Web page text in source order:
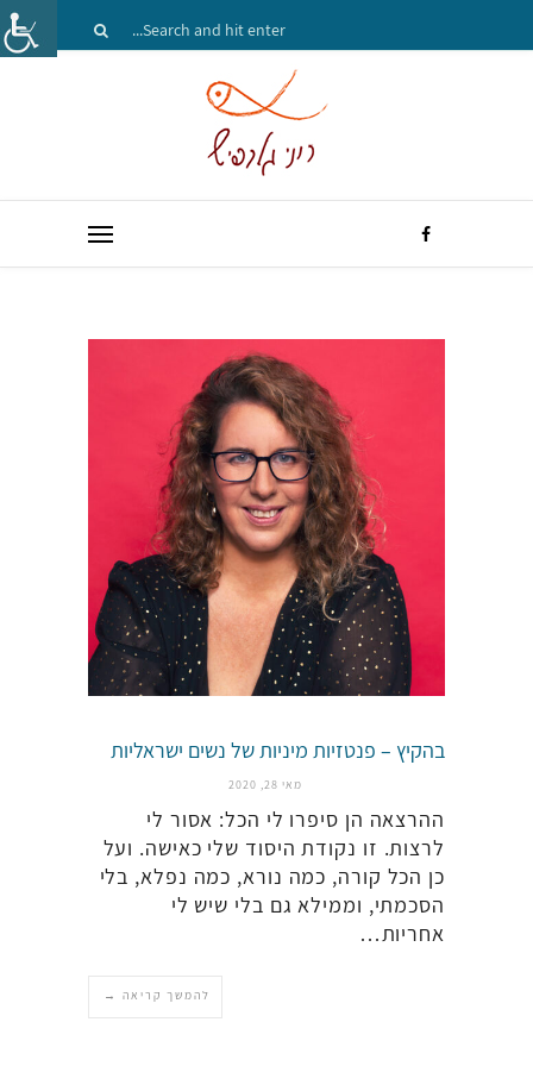
בהקיץ – פנטזיות מיניות של נשים ישראליות
מאי 28, 2020
ההרצאה הן סיפרו לי הכל: אסור לי
לרצות. זו נקודת היסוד שלי כאישה. ועל
כן הכל קורה, כמה נורא, כמה נפלא, בלי
הסכמתי, וממילא גם בלי שיש לי
אחריות…
להמשך קריאה →